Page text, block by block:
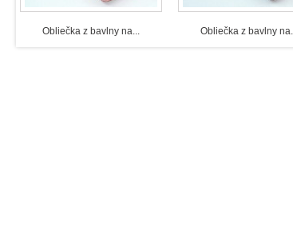
Obliečka z bavlny na... Obliečka z bavlny na...